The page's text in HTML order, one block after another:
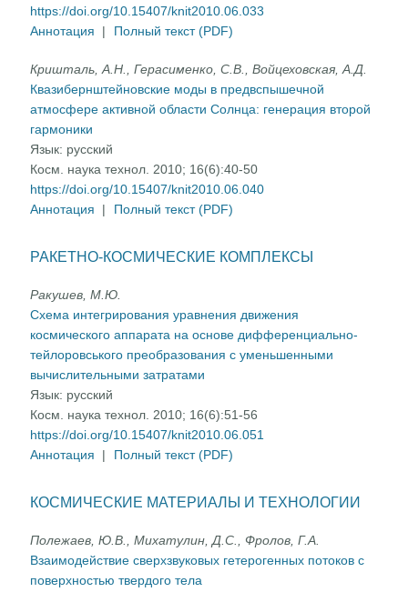
https://doi.org/10.15407/knit2010.06.033
Аннотация
| Полный текст (PDF)
Кришталь, А.Н., Герасименко, С.В., Войцеховская, А.Д.
Квазибернштейновские моды в предвспышечной
атмосфере активной области Солнца: генерация второй
гармоники
Язык: русский
Косм. наука технол. 2010; 16(6):40-50
https://doi.org/10.15407/knit2010.06.040
Аннотация
| Полный текст (PDF)
РАКЕТНО-КОСМИЧЕСКИЕ КОМПЛЕКСЫ
Ракушев, М.Ю.
Схема интегрирования уравнения движения
космического аппарата на основе дифференциально-
тейлоровського преобразования с уменьшенными
вычислительными затратами
Язык: русский
Косм. наука технол. 2010; 16(6):51-56
https://doi.org/10.15407/knit2010.06.051
Аннотация
| Полный текст (PDF)
КОСМИЧЕСКИЕ МАТЕРИАЛЫ И ТЕХНОЛОГИИ
Полежаев, Ю.В., Михатулин, Д.С., Фролов, Г.А.
Взаимодействие сверхзвуковых гетерогенных потоков с
поверхностью твердого тела